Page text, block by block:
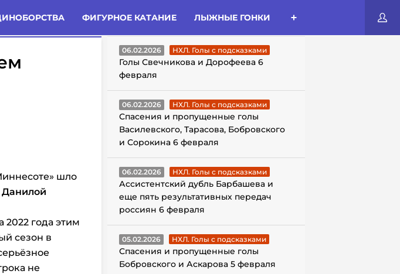
ФИГУРНОЕ КАТАНИЕ ЛЫЖНЫЕ ГОНКИ
шло
Данилой
года этим
сезон в
не
ГОЛЫ С ПОДСКАЗКАМИ
06.02.2026 НХЛ. Голы с подсказками
Голы Свечникова и Дорофеева 6
февраля
06.02.2026 НХЛ. Голы с подсказками
Спасения и пропущенные голы
Василевского, Тарасова, Бобровского
и Сорокина 6 февраля
06.02.2026 НХЛ. Голы с подсказками
Ассистентский дубль Барбашева и
еще пять результативных передач
россиян 6 февраля
05.02.2026 НХЛ. Голы с подсказками
Спасения и пропущенные голы
Бобровского и Аскарова 5 февраля